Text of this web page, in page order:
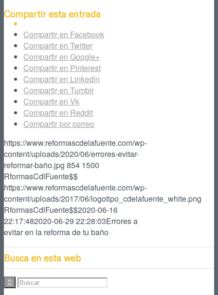
Compartir esta entrada
Compartir en Facebook
Compartir en Twitter
Compartir en Google+
Compartir en Pinterest
Compartir en Linkedin
Compartir en Tumblr
Compartir en Vk
Compartir en Reddit
Compartir por correo
https://www.reformascdelafuente.com/wp-
content/uploads/2020/06/errores-evitar-
reformar-baño.jpg 854 1500
RformasCdlFuente$$
https://www.reformascdelafuente.com/wp-
content/uploads/2017/06/logotipo_cdelafuente_white.png
RformasCdlFuente$$2020-06-16
22:17:482020-06-29 22:28:03Errores a
evitar en la reforma de tu baño
Busca en esta web